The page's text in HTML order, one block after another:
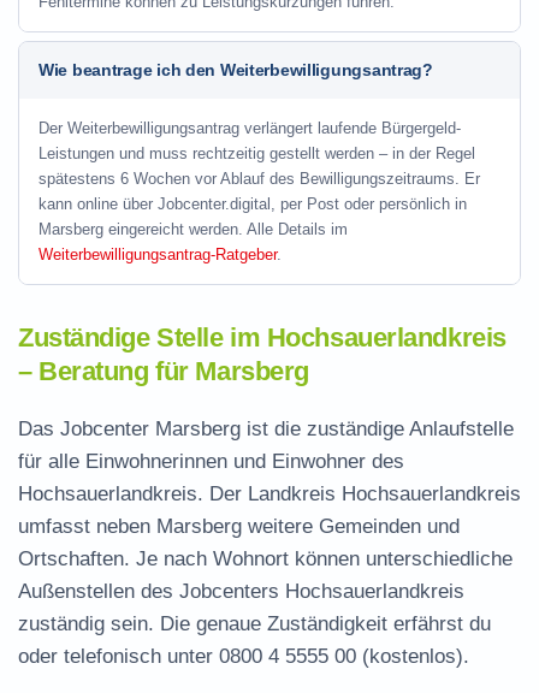
Wie beantrage ich den Weiterbewilligungsantrag?
Der Weiterbewilligungsantrag verlängert laufende Bürgergeld-
Leistungen und muss rechtzeitig gestellt werden – in der Regel
spätestens 6 Wochen vor Ablauf des Bewilligungszeitraums. Er
kann online über Jobcenter.digital, per Post oder persönlich in
Marsberg eingereicht werden. Alle Details im
Weiterbewilligungsantrag-Ratgeber.
Zuständige Stelle im Hochsauerlandkreis
– Beratung für Marsberg
Das Jobcenter Marsberg ist die zuständige Anlaufstelle
für alle Einwohnerinnen und Einwohner des
Hochsauerlandkreis. Der Landkreis Hochsauerlandkreis
umfasst neben Marsberg weitere Gemeinden und
Ortschaften. Je nach Wohnort können unterschiedliche
Außenstellen des Jobcenters Hochsauerlandkreis
zuständig sein. Die genaue Zuständigkeit erfährst du
oder telefonisch unter 0800 4 5555 00 (kostenlos).